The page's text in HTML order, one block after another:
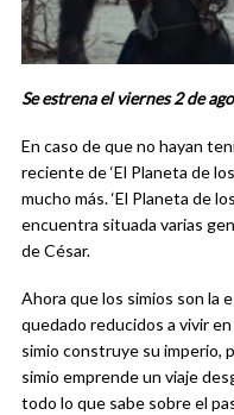
Se estrena el viernes 2 de
En caso de que no hayan
reciente de ‘El Planeta de
mucho más. ‘El Planeta de
encuentra situada varias
de César.
Ahora que los simios son la
quedado reducidos a vivir
simio construye su imperio,
simio emprende un viaje
todo lo que sabe sobre el